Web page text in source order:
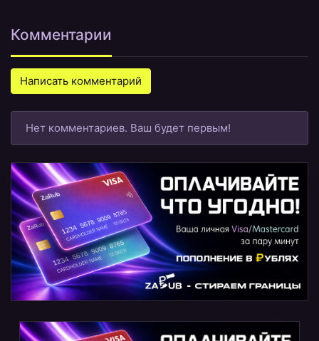
Комментарии
Написать комментарий
Нет комментариев. Ваш будет первым!